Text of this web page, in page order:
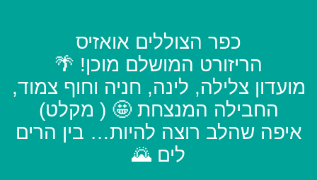
כפר הצוללים אואזיס
הריזורט המושלם מוכן! 🌴
מועדון צלילה, לינה, חניה וחוף צמוד,
החבילה המנצחת 🤩 ( מקלט)
איפה שהלב רוצה להיות… בין הרים
לים 🌄